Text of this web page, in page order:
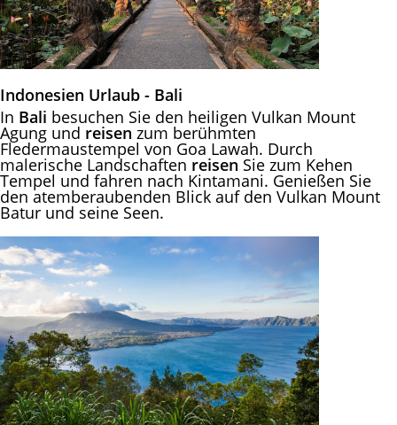
Indonesien Urlaub - Bali
In Bali besuchen Sie den heiligen Vulkan Mount
Agung und reisen zum berühmten
Fledermaustempel von Goa Lawah. Durch
malerische Landschaften reisen Sie zum Kehen
Tempel und fahren nach Kintamani. Genießen Sie
den atemberaubenden Blick auf den Vulkan Mount
Batur und seine Seen.